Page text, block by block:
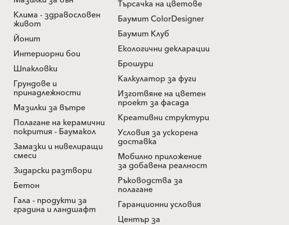
Клима - здравословен
живот
Йонит
Интериорни бои
Шпакловки
Грундове и
принадлежности
Мазилки за вътре
Полагане на керамични
покрития - Баумакол
Замазки и нивелиращи
смеси
Зидарски разтвори
Бетон
Гала - продукти за
градина и ландшафт
Търсачка на цветове
Баумит ColorDesigner
Баумит Клуб
Екологични декларации
Брошури
Калкулатор за фуги
Изготвяне на цветен
проект за фасада
Креативни структури
Условия за ускорена
доставка
Мобилно приложение
за добавена реалност
Ръководства за
полагане
Гаранционни условия
Център за